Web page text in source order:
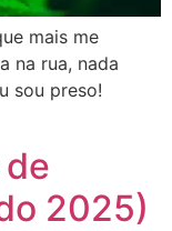
mais me
na rua, nada
sou preso!
2025)